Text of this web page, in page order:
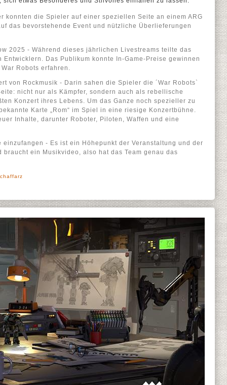
konnten die Spieler auf einer speziellen Seite an einem ARG
das bevorstehende Event und nützliche Überlieferungen
2025 - Während dieses jährlichen Livestreams teilte das
Entwicklern. Das Publikum konnte In-Game-Preise gewinnen
Robots erfahren.
von Rockmusik - Darin sahen die Spieler die ´War Robots`
nicht nur als Kämpfer, sondern auch als rebellische
Konzert ihres Lebens. Um das Ganze noch spezieller zu
Karte „Rom“ im Spiel in eine riesige Konzertbühne.
Inhalte, darunter Roboter, Piloten, Waffen und eine
einzufangen - Es ist ein Höhepunkt der Veranstaltung und der
braucht ein Musikvideo, also hat das Team genau das